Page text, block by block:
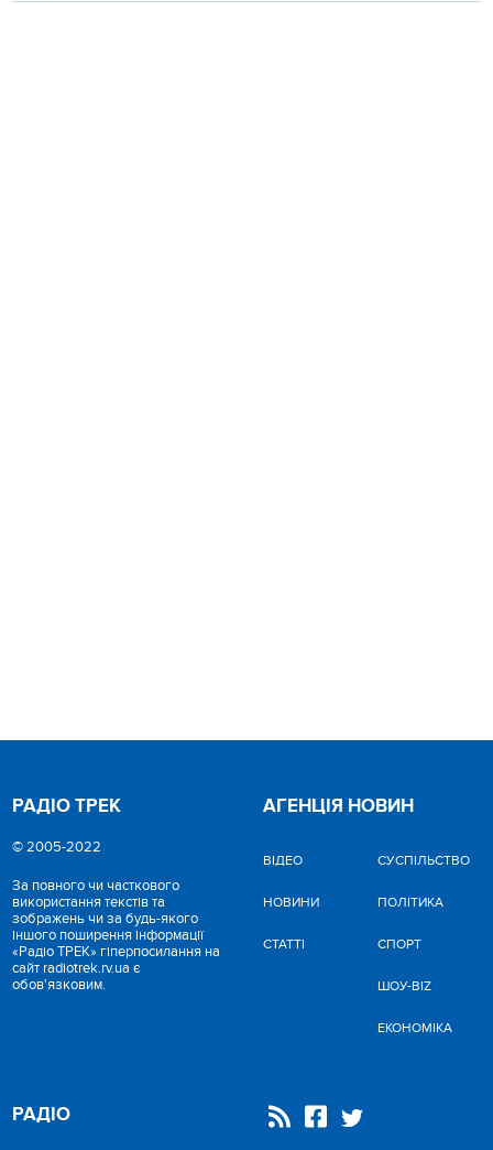
РАДІО ТРЕК
© 2005-2022
За повного чи часткового
використання текстів та
зображень чи за будь-якого
іншого поширення інформації
«Радіо ТРЕК» гіперпосилання на
сайт radiotrek.rv.ua є
обов'язковим.
АГЕНЦІЯ НОВИН
ВІДЕО
НОВИНИ
СТАТТІ
CУСПІЛЬСТВО
ПОЛІТИКА
СПОРТ
ШОУ-BIZ
ЕКОНОМІКА
РАДІО